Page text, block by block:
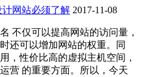
网站必须了解 2017-11-08
不仅可以提高网站的访问量，
还可以增加网站的权重。同
，性价比高的虚拟主机空间，
营 的重要方面。所以，今天